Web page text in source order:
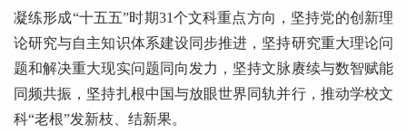
凝练形成“十五五”时期31个文科重点方向，坚持党的创新理
论研究与自主知识体系建设同步推进，坚持研究重大理论问
题和解决重大现实问题同向发力，坚持文脉赓续与数智赋能
同频共振，坚持扎根中国与放眼世界同轨并行，推动学校文
科“老根”发新枝、结新果。